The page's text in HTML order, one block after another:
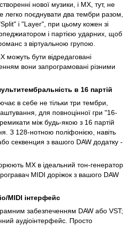
нової музики, і MX, тут, не
легко поєднувати два тембри разом,
і "Layer", при цьому кожен зі
і партією ударних, щоб
з віртуальною групою.
можуть бути відредаговані
вони запрограмовані різними
в 16 партій
в себе не тільки три тембри,
для повноцінної гри "16-
між будь-якою з 16 партій
З 128-нотною поліфонією, навіть
секвенция з вашого DAW додатку -
MX в ідеальний тон-генератор
MIDI доріжок з вашого DAW
MIDI інтерфейс
забезпеченням DAW або VST;
аудіоінтерфейс. Просто